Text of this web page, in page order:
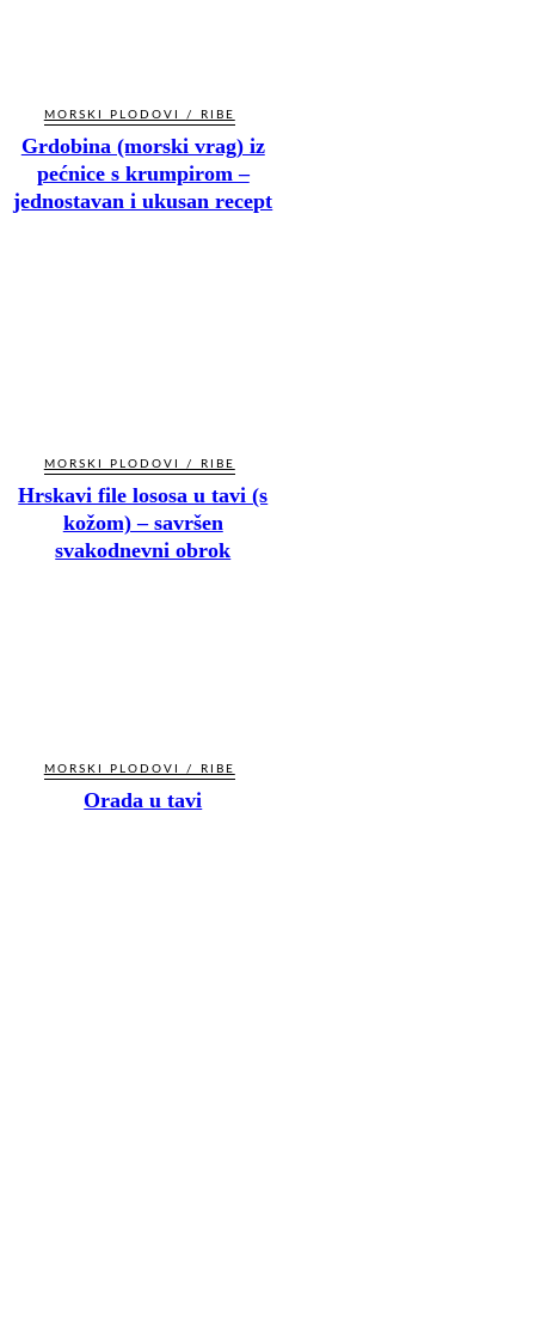
MORSKI PLODOVI / RIBE
Grdobina (morski vrag) iz
pećnice s krumpirom –
jednostavan i ukusan recept
MORSKI PLODOVI / RIBE
Hrskavi file lososa u tavi (s
kožom) – savršen
svakodnevni obrok
MORSKI PLODOVI / RIBE
Orada u tavi